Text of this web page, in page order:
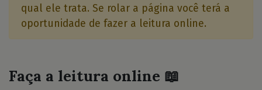
qual ele trata. Se rolar a página você terá a
oportunidade de fazer a leitura online.
Faça a leitura online 📖